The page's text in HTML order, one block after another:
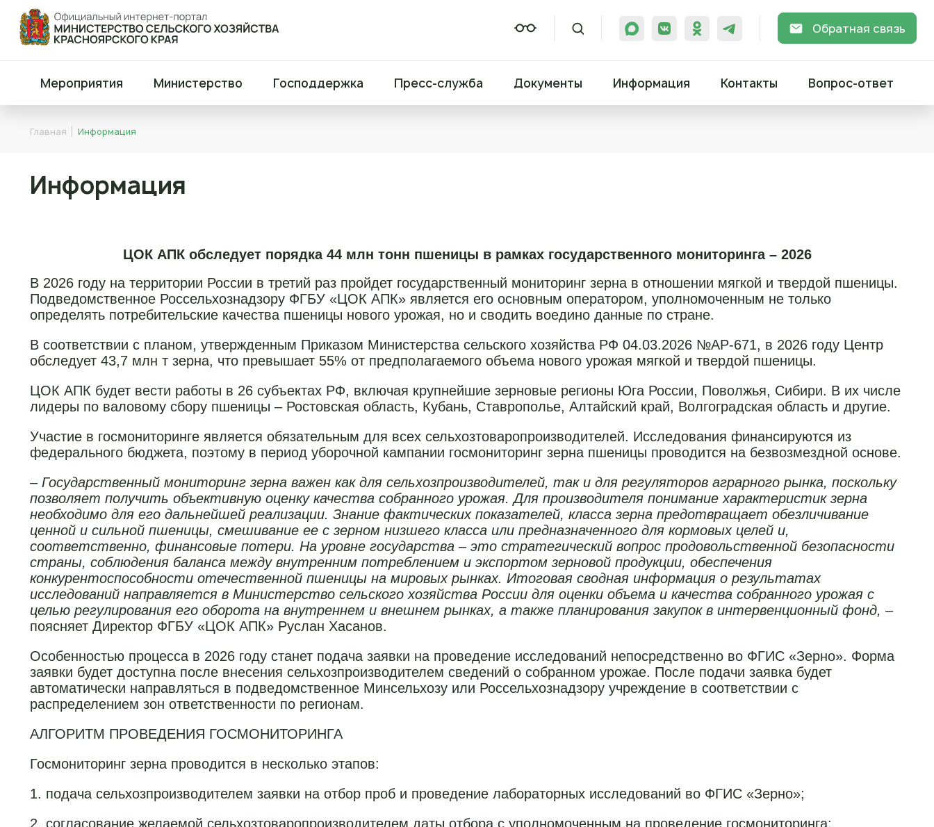
Обратная связь
Мероприятия Министерство Господдержка Пресс-служба Документы Информация Контакты Вопрос-ответ
Главная Информация
Информация
ЦОК АПК обследует порядка 44 млн тонн пшеницы в рамках государственного мониторинга – 2026
В 2026 году на территории России в третий раз пройдет государственный мониторинг зерна в отношении мягкой и твердой пшеницы.
Подведомственное Россельхознадзору ФГБУ «ЦОК АПК» является его основным оператором, уполномоченным не только
определять потребительские качества пшеницы нового урожая, но и сводить воедино данные по стране.
В соответствии с планом, утвержденным Приказом Министерства сельского хозяйства РФ 04.03.2026 №АР-671, в 2026 году Центр
обследует 43,7 млн т зерна, что превышает 55% от предполагаемого объема нового урожая мягкой и твердой пшеницы.
ЦОК АПК будет вести работы в 26 субъектах РФ, включая крупнейшие зерновые регионы Юга России, Поволжья, Сибири. В их числе
лидеры по валовому сбору пшеницы – Ростовская область, Кубань, Ставрополье, Алтайский край, Волгоградская область и другие.
Участие в госмониторинге является обязательным для всех сельхозтоваропроизводителей. Исследования финансируются из
федерального бюджета, поэтому в период уборочной кампании госмониторинг зерна пшеницы проводится на безвозмездной основе.
–Государственный мониторинг зерна важен как для сельхозпроизводителей, так и для регуляторов аграрного рынка, поскольку
позволяет получить объективную оценку качества собранного урожая. Для производителя понимание характеристик зерна
необходимо для его дальнейшей реализации. Знание фактических показателей, класса зерна предотвращает обезличивание
ценной и сильной пшеницы, смешивание ее с зерном низшего класса или предназначенного для кормовых целей и,
соответственно, финансовые потери. На уровне государства – это стратегический вопрос продовольственной безопасности
страны, соблюдения баланса между внутренним потреблением и экспортом зерновой продукции, обеспечения
конкурентоспособности отечественной пшеницы на мировых рынках. Итоговая сводная информация о результатах
исследований направляется в Министерство сельского хозяйства России для оценки объема и качества собранного урожая с
целью регулирования его оборота на внутреннем и внешнем рынках, а также планирования закупок в интервенционный фонд, –
поясняет Директор ФГБУ «ЦОК АПК» Руслан Хасанов.
Особенностью процесса в 2026 году станет подача заявки на проведение исследований непосредственно во ФГИС «Зерно». Форма
заявки будет доступна после внесения сельхозпроизводителем сведений о собранном урожае. После подачи заявка будет
автоматически направляться в подведомственное Минсельхозу или Россельхознадзору учреждение в соответствии с
распределением зон ответственности по регионам.
АЛГОРИТМ ПРОВЕДЕНИЯ ГОСМОНИТОРИНГА
Госмониторинг зерна проводится в несколько этапов:
1. подача сельхозпроизводителем заявки на отбор проб и проведение лабораторных исследований во ФГИС «Зерно»;
2. согласование желаемой сельхозтоваропроизводителем даты отбора с уполномоченным на проведение госмониторинга;